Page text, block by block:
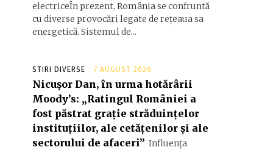
electriceÎn prezent, România se confruntă
cu diverse provocări legate de rețeaua sa
energetică. Sistemul de...
STIRI DIVERSE 7 AUGUST 2026
Nicușor Dan, în urma hotărârii
Moody’s: „Ratingul României a
fost păstrat grație străduințelor
instituțiilor, ale cetățenilor și ale
sectorului de afaceri” Influența